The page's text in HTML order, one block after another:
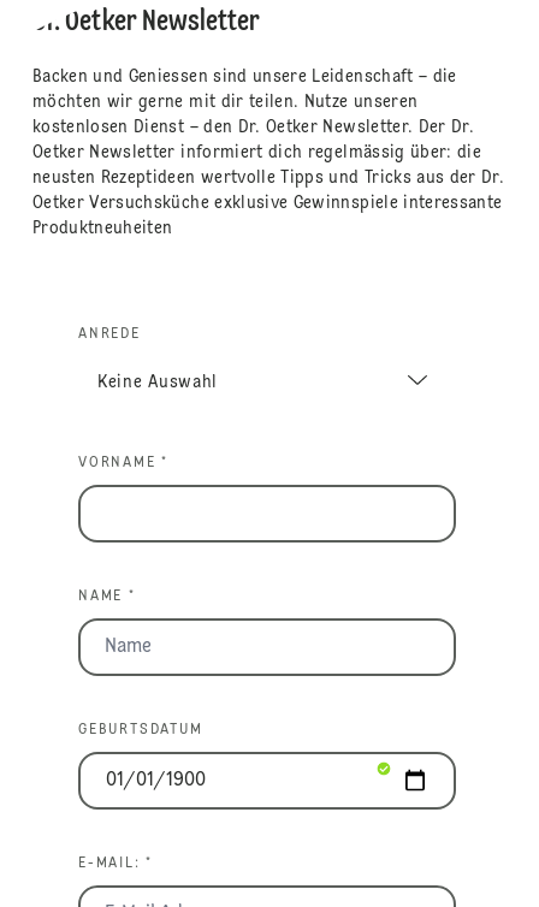
Dr. Oetker Newsletter
Backen und Geniessen sind unsere Leidenschaft – die
möchten wir gerne mit dir teilen. Nutze unseren
kostenlosen Dienst – den Dr. Oetker Newsletter. Der Dr.
Oetker Newsletter informiert dich regelmässig über: die
neusten Rezeptideen wertvolle Tipps und Tricks aus der Dr.
Oetker Versuchsküche exklusive Gewinnspiele interessante
Produktneuheiten
ANREDE
VORNAME *
NAME *
GEBURTSDATUM
E-MAIL: *